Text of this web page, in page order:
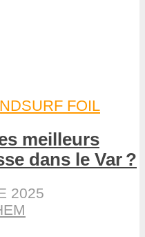
FOIL
meilleurs
dans le Var ?
2025